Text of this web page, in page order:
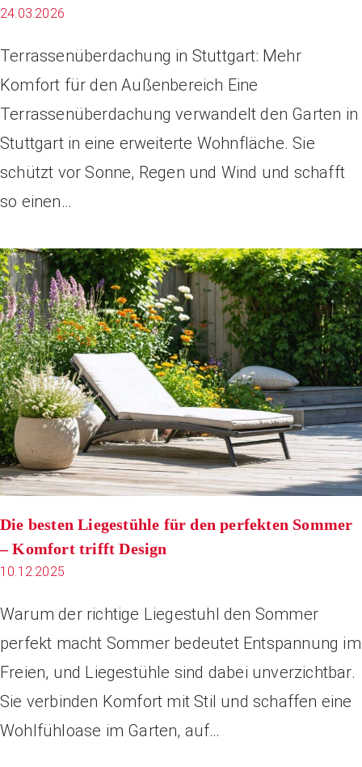
24.03.2026
Terrassenüberdachung in Stuttgart: Mehr
Komfort für den Außenbereich Eine
Terrassenüberdachung verwandelt den Garten in
Stuttgart in eine erweiterte Wohnfläche. Sie
schützt vor Sonne, Regen und Wind und schafft
so einen…
Die besten Liegestühle für den perfekten Sommer
– Komfort trifft Design
10.12.2025
Warum der richtige Liegestuhl den Sommer
perfekt macht Sommer bedeutet Entspannung im
Freien, und Liegestühle sind dabei unverzichtbar.
Sie verbinden Komfort mit Stil und schaffen eine
Wohlfühloase im Garten, auf…